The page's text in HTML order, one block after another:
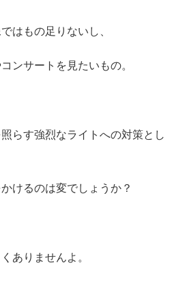
はもの足りないし、
ンサートを見たいもの。
らす強烈なライトへの対策とし
けるのは変でしょうか？
ありませんよ。